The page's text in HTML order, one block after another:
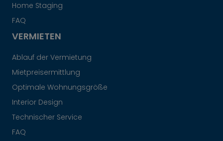
Home Staging
FAQ
VERMIETEN
Ablauf der Vermietung
Mietpreisermittlung
Optimale Wohnungsgröße
Interior Design
Technischer Service
FAQ